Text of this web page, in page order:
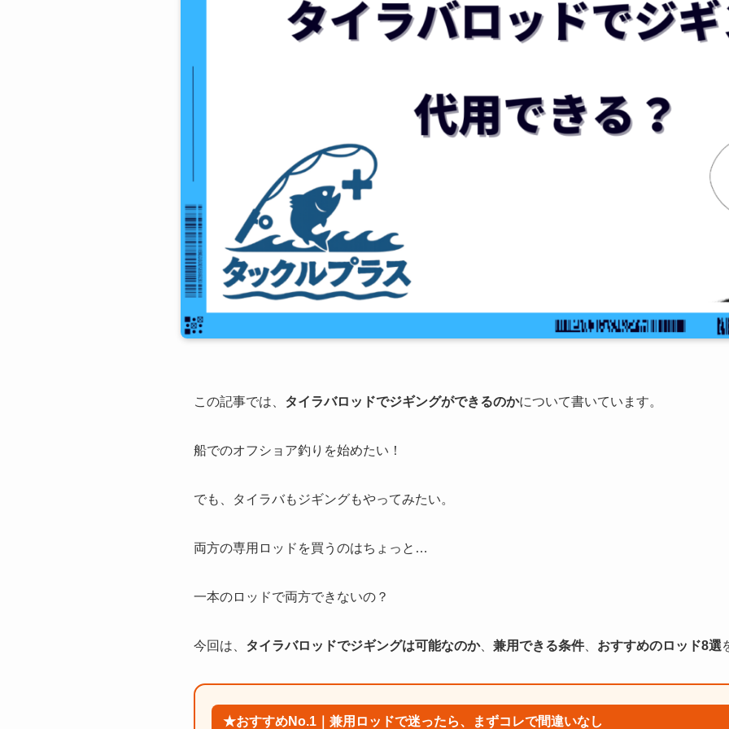
この記事では、 タイラバロッドでジギングができるのかについて書いています。
船でのオフショア釣りを始めたい！
でも、タイラバもジギングもやってみたい。
両方の専用ロッドを買うのはちょっと…
一本のロッドで両方できないの？
今回は、 タイラバロッドでジギングは可能なのか、 兼用できる条件、 おすすめのロッド8選
★おすすめNo.1｜兼用ロッドで迷ったら、まずコレで間違いなし